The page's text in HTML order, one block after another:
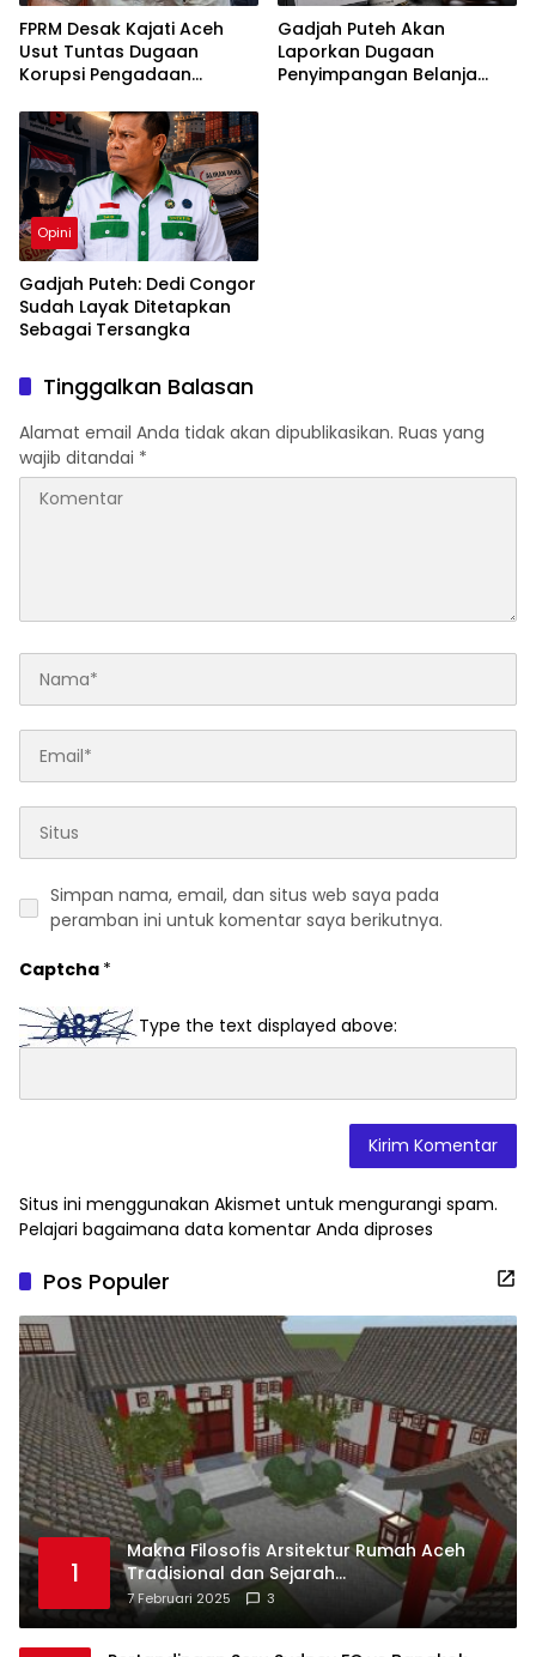
FPRM Desak Kajati Aceh
Usut Tuntas Dugaan
Korupsi Pengadaan
Langsa
Gadjah Puteh Akan
Laporkan Dugaan
Penyimpangan Belanja
Opini
Gadjah Puteh: Dedi Congor
Sudah Layak Ditetapkan
Sebagai Tersangka
Tinggalkan Balasan
Alamat email Anda tidak akan dipublikasikan. Ruas yang
wajib ditandai *
Simpan nama, email, dan situs web saya pada
peramban ini untuk komentar saya berikutnya.
Captcha *
Type the text displayed above:
Situs ini menggunakan Akismet untuk mengurangi spam.
Pelajari bagaimana data komentar Anda diproses
Pos Populer
1
Makna Filosofis Arsitektur Rumah Aceh
Tradisional dan Sejarah
Perkembangannya
7 Februari 2025 3